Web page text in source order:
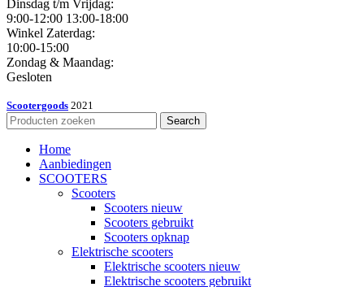
Dinsdag t/m Vrijdag:
9:00-12:00 13:00-18:00
Winkel Zaterdag:
10:00-15:00
Zondag & Maandag:
Gesloten
Scootergoods 2021
Search
Home
Aanbiedingen
SCOOTERS
Scooters
Scooters nieuw
Scooters gebruikt
Scooters opknap
Elektrische scooters
Elektrische scooters nieuw
Elektrische scooters gebruikt